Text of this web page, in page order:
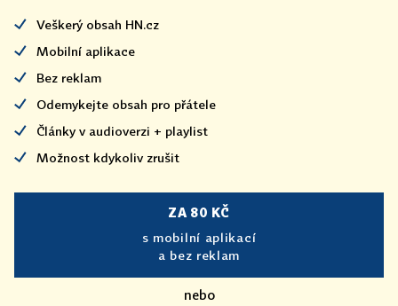
Veškerý obsah HN.cz
Mobilní aplikace
Bez reklam
Odemykejte obsah pro přátele
Články v audioverzi + playlist
Možnost kdykoliv zrušit
ZA 80 KČ
s mobilní aplikací
a bez reklam
nebo